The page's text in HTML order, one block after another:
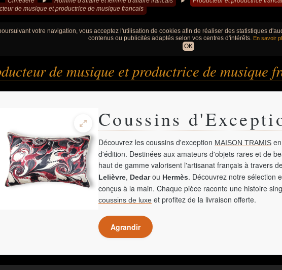
de musique et productrice de musique francais
votre navigation, vous acceptez l'utilisation de cookies afin de réaliser des statistiques
contenus ou publicités adaptés selon vos centres d'intérêts. En savoir
OK
de musique et productrice de musique
Coussins
Découvrez les coussins d'exception MAISON TRAMIS
d'édition. Destinées aux amateurs d'objets rares et de
haut de gamme valorisent l'artisanat français à travers
Lelièvre, Dedarou Hermès. Découvrez notre sélection
conçus à la main. Chaque pièce raconte une histoire
coussins de luxe et profitez de la livraison offerte.
Agrandir